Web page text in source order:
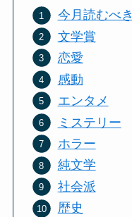
今月読むべ
文学賞
恋愛
感動
エンタメ
ミステリー
ホラー
純文学
社会派
歴史